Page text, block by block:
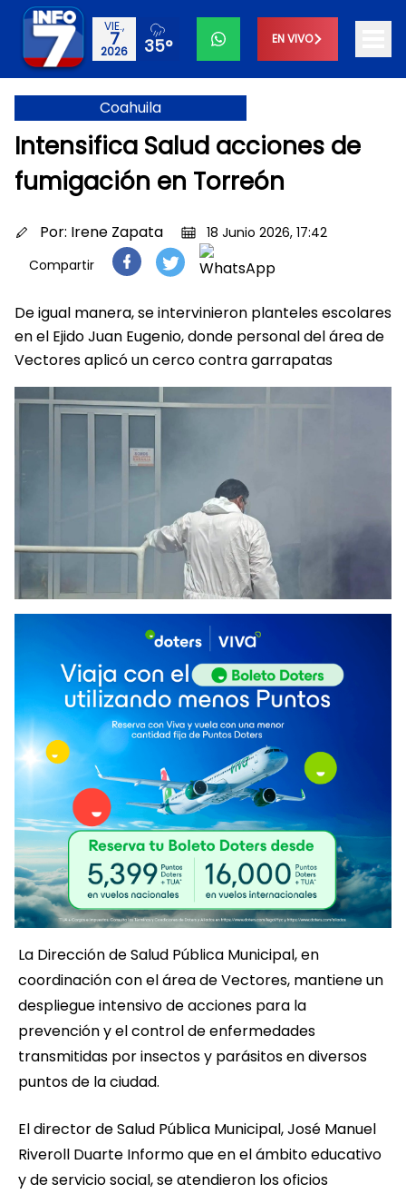
VIE.,
7
2026 35° EN VIVO
Coahuila
Intensifica Salud acciones de
fumigación en Torreón
Por: Irene Zapata
18 Junio 2026, 17:42
Compartir
De igual manera, se intervinieron planteles escolares
en el Ejido Juan Eugenio, donde personal del área de
Vectores aplicó un cerco contra garrapatas
La Dirección de Salud Pública Municipal, en
coordinación con el área de Vectores, mantiene un
despliegue intensivo de acciones para la
prevención y el control de enfermedades
transmitidas por insectos y parásitos en diversos
puntos de la ciudad.
El director de Salud Pública Municipal, José Manuel
Riveroll Duarte Informo que en el ámbito educativo
y de servicio social, se atendieron los oficios